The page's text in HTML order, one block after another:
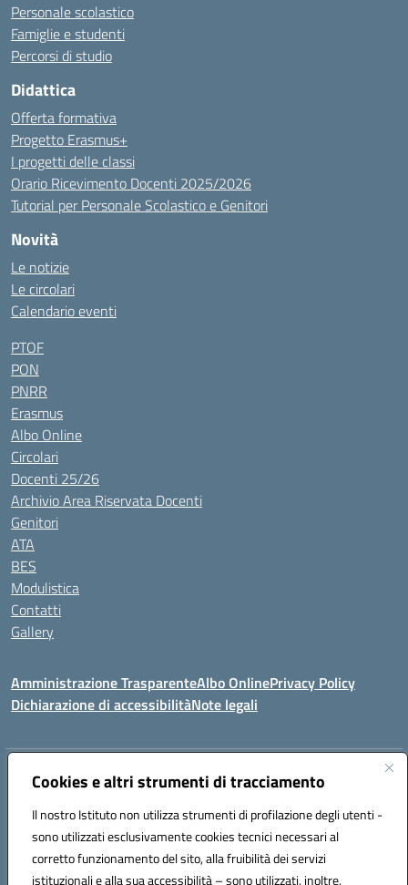
Cookies e altri strumenti di tracciamento
Il nostro Istituto non utilizza strumenti di profilazione degli utenti -
sono utilizzati esclusivamente cookies tecnici necessari al
corretto funzionamento del sito, alla fruibilità dei servizi
istituzionali e alla sua accessibilità – sono utilizzati, inoltre,
Personale scolastico
Famiglie e studenti
Percorsi di studio
Didattica
Offerta formativa
Progetto Erasmus+
I progetti delle classi
Orario Ricevimento Docenti 2025/2026
Tutorial per Personale Scolastico e Genitori
Novità
Le notizie
Le circolari
Calendario eventi
PTOF
PON
PNRR
Erasmus
Albo Online
Circolari
Docenti 25/26
Archivio Area Riservata Docenti
Genitori
ATA
BES
Modulistica
Contatti
Gallery
Amministrazione TrasparenteAlbo OnlinePrivacy Policy
Dichiarazione di accessibilitàNote legali
Indirizzo:Via Coniugi Crigna – Cap. 89861 – Tropea (VV)
Posta elettronica certificata (PEC):vvic82200d@pec.istruzione.it
Codice fiscale: 96012410799
Codice meccanografico:VVIC82200D